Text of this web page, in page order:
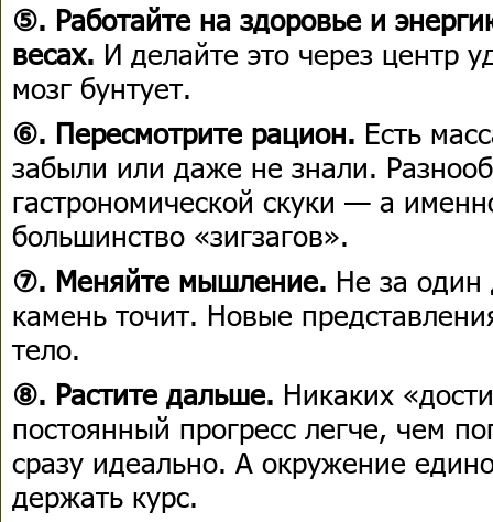
⑤. Работайте на здоровье и
весах. И делайте это через центр
мозг бунтует.
⑥. Пересмотрите рацион. Есть
забыли или даже не знали.
гастрономической скуки — а
большинство «зигзагов».
⑦. Меняйте мышление. Не за один
камень точит. Новые
тело.
⑧. Растите дальше. Никаких
постоянный прогресс легче, чем
сразу идеально. А окружение
держать курс.